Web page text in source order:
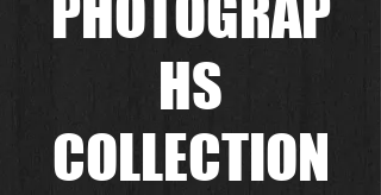
HS
COLLECTION